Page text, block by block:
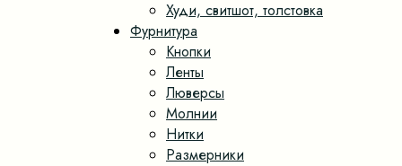
Худи, свитшот, толстовка
Фурнитура
Кнопки
Ленты
Люверсы
Молнии
Нитки
Размерники